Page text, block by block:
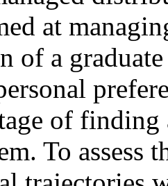
at
of a
of
To assess